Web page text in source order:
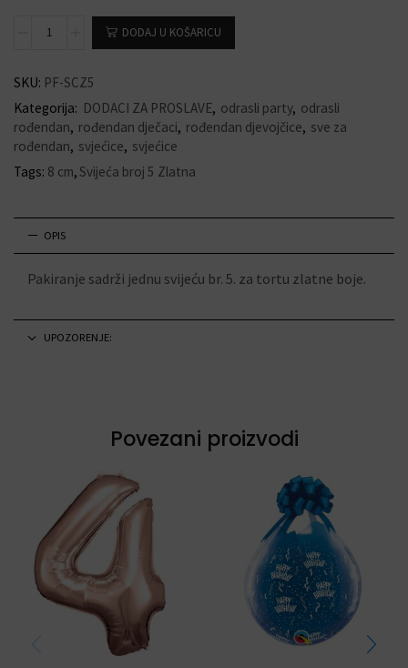
DODAJ U KOŠARICU
SKU: PF-SCZ5
Kategorija: DODACI ZA PROSLAVE, odrasli party, odrasli
rođendan, rođendan dječaci, rođendan djevojčice, sve za
rođendan, svjećice, svjećice
Tags: 8 cm,Svijeća broj 5 Zlatna
OPIS
Pakiranje sadrži jednu svijeću br. 5. za tortu zlatne boje.
UPOZORENJE:
Povezani proizvodi